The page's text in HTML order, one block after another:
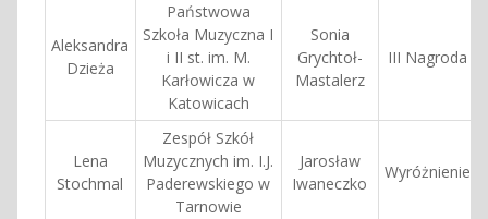
Aleksandra
Dzieża
Państwowa
Szkoła Muzyczna I
i II st. im. M.
Karłowicza w
Katowicach
Sonia
Grychtoł-
Mastalerz
III Nagroda
Lena
Stochmal
Zespół Szkół
Muzycznych im. I.J.
Paderewskiego w
Tarnowie
Jarosław
Iwaneczko
Wyróżnienie